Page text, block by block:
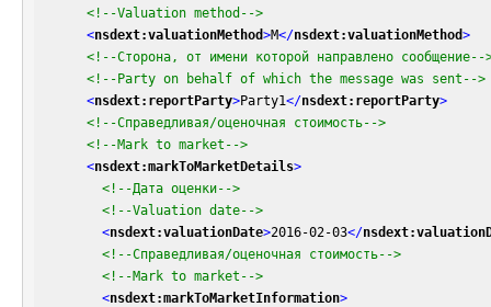
<!--Valuation method-->
<nsdext:valuationMethod>M</nsdext:valuationMethod>
<!--Сторона, от имени которой направлено сообщение--
<!--Party on behalf of which the message was sent-->
<nsdext:reportParty>Party1</nsdext:reportParty>
<!--Справедливая/оценочная стоимость-->
<!--Mark to market-->
<nsdext:markToMarketDetails>
<!--Дата оценки-->
<!--Valuation date-->
<nsdext:valuationDate>2016-02-03</
<!--Справедливая/оценочная стоимость-->
<!--Mark to market-->
<nsdext:markToMarketInformation>